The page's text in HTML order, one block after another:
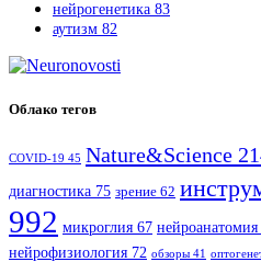
нейрогенетика 83
аутизм 82
Облако тегов
COVID-19 45 Nature&Science
диагностика 75 зрение 62
992 микроглия 67 нейроанатомия
нейрофизиология 72 обзоры 41